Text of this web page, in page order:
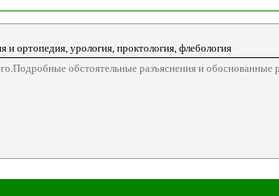
и ортопедия, урология, проктология, флебология
обстоятельные разъяснения и